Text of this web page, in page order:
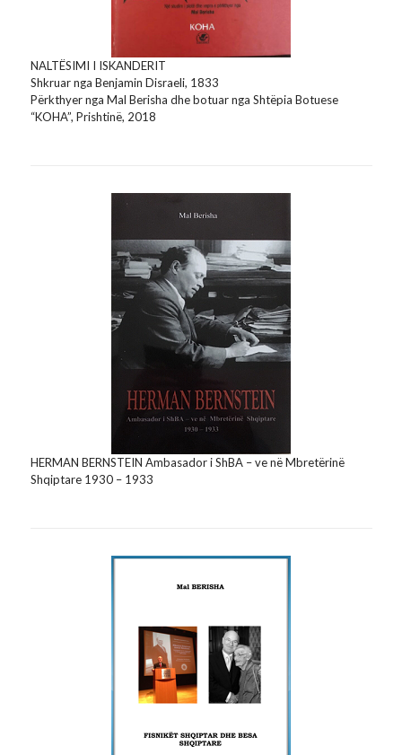
NALTËSIMI I ISKANDERIT
Shkruar nga Benjamin Disraeli, 1833
Përkthyer nga Mal Berisha dhe botuar nga Shtëpia Botuese
“KOHA”, Prishtinë, 2018
HERMAN BERNSTEIN Ambasador i ShBA – ve në Mbretërinë
Shqiptare 1930 – 1933